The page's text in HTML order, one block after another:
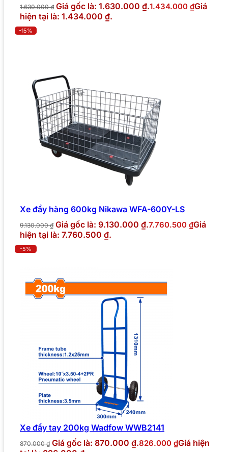
1.630.000₫ Giá gốc là: 1.630.000 ₫.1.434.000 ₫Giá
hiện tại là: 1.434.000 ₫.
-15%
Xe đẩy hàng 600kg Nikawa WFA-600Y-LS
9.130.000₫ Giá gốc là: 9.130.000 ₫.7.760.500 ₫Giá
hiện tại là: 7.760.500 ₫.
-5%
Xe đẩy tay 200kg Wadfow WWB2141
870.000₫ Giá gốc là: 870.000 ₫.826.000 ₫Giá hiện